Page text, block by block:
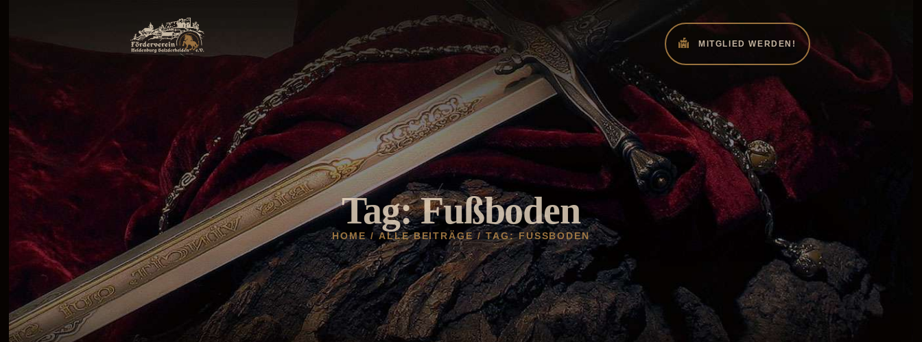
MITGLIED WERDEN!
Tag: Fußboden
HOME ALLE BEITRÄGE TAG: FUSSBODEN
AKTUELLES
HELDENBURG
HISTORIE
VEREIN
GALERIE